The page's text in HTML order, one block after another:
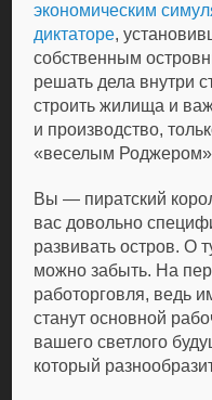
экономическим
диктаторе,
собственным
решать дела внутри
строить жилища и
и производство,
«веселым
Вы — пиратский
вас довольно
развивать остров. О
можно забыть. На
работорговля, ведь
станут основной
вашего светлого
который